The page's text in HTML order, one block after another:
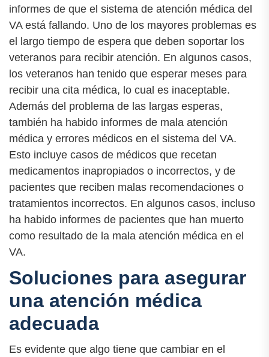
informes de que el sistema de atención médica del
VA está fallando. Uno de los mayores problemas es
el largo tiempo de espera que deben soportar los
veteranos para recibir atención. En algunos casos,
los veteranos han tenido que esperar meses para
recibir una cita médica, lo cual es inaceptable.
Además del problema de las largas esperas,
también ha habido informes de mala atención
médica y errores médicos en el sistema del VA.
Esto incluye casos de médicos que recetan
medicamentos inapropiados o incorrectos, y de
pacientes que reciben malas recomendaciones o
tratamientos incorrectos. En algunos casos, incluso
ha habido informes de pacientes que han muerto
como resultado de la mala atención médica en el
VA.
Soluciones para asegurar
una atención médica
adecuada
Es evidente que algo tiene que cambiar en el